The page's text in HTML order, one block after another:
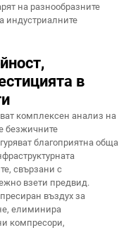
на разнообразните
индустриалните
в
комплексен анализ на
безжичните
благоприятна обща
свързани с
взети предвид.
въздух за
елиминира
компресори,